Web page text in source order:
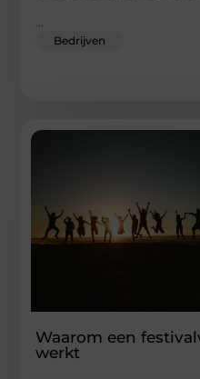
Bedrijven
Waarom een
werkt